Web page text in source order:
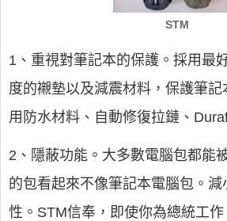
STM
1、重視對筆記本的保護。採用最
度的襯墊以及減震材料，保護筆
用防水材料、自動修復拉鏈、
2、隱蔽功能。大多數電腦包都能
的包看起來不像筆記本電腦包。
性。STM信奉，即使你為總統工